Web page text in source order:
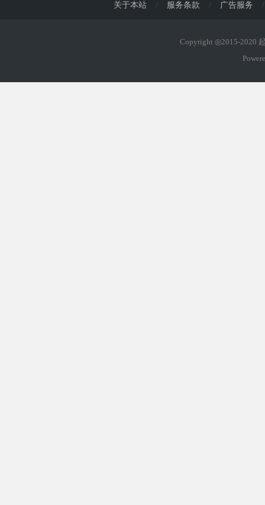
关于本站 / 服务条款 / 广告服务 /
Copyright ◎2015-2020